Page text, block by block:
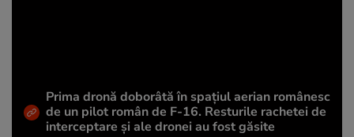
Prima dronă doborâtă în spațiul aerian românesc
de un pilot român de F-16. Resturile rachetei de
interceptare și ale dronei au fost găsite